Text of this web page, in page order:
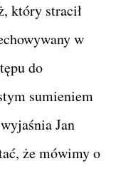
który stracił
w
do
sumieniem
Jan
że mówimy o